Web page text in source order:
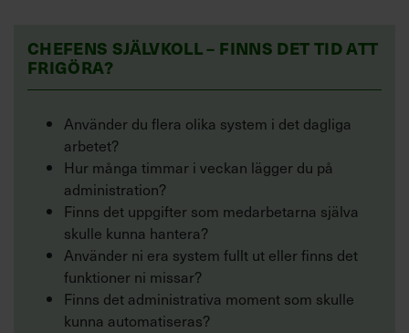
CHEFENS SJÄLVKOLL – FINNS DET TID ATT
FRIGÖRA?
Använder du flera olika system i det dagliga
arbetet?
Hur många timmar i veckan lägger du på
administration?
Finns det uppgifter som medarbetarna själva
skulle kunna hantera?
Använder ni era system fullt ut eller finns det
funktioner ni missar?
Finns det administrativa moment som skulle
kunna automatiseras?